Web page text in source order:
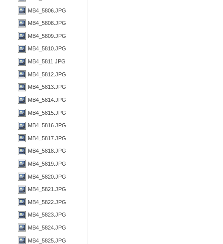
MB4_5806.JPG
MB4_5808.JPG
MB4_5809.JPG
MB4_5810.JPG
MB4_5811.JPG
MB4_5812.JPG
MB4_5813.JPG
MB4_5814.JPG
MB4_5815.JPG
MB4_5816.JPG
MB4_5817.JPG
MB4_5818.JPG
MB4_5819.JPG
MB4_5820.JPG
MB4_5821.JPG
MB4_5822.JPG
MB4_5823.JPG
MB4_5824.JPG
MB4_5825.JPG